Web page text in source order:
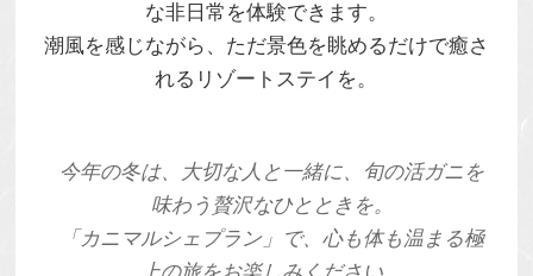
な非日常を体験できます。
潮風を感じながら、ただ景色を眺めるだけで癒さ
れるリゾートステイを。
今年の冬は、大切な人と一緒に、旬の活ガニを
味わう贅沢なひとときを。
「カニマルシェプラン」で、心も体も温まる極